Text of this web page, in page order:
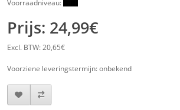
Voorraadniveau:
Prijs: 24,99€
Excl. BTW: 20,65€
Voorziene leveringstermijn: onbekend